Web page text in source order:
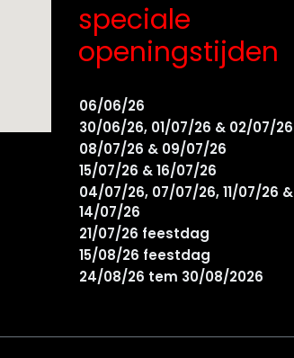
speciale
openingstijden
06/06/26
30/06/26, 01/07/26 & 02/07/26
08/07/26 & 09/07/26
15/07/26 & 16/07/26
04/07/26, 07/07/26, 11/07/26 &
14/07/26
21/07/26 feestdag
15/08/26 feestdag
24/08/26 tem 30/08/2026